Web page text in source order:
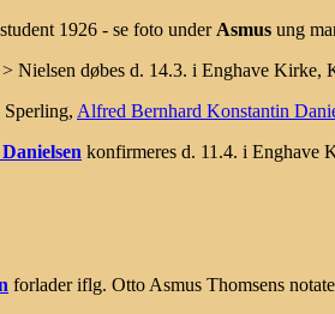
student 1926 - se foto under Asmus ung
> Nielsen døbes d. 14.3. i Enghave Kirke,
Alfred Bernhard Konstantin
konfirmeres d. 11.4. i Enghave
forlader iflg. Otto Asmus Thomsens